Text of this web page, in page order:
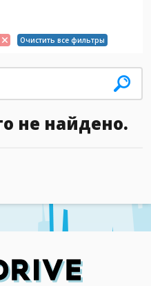
Очистить все фильтры
не найдено.